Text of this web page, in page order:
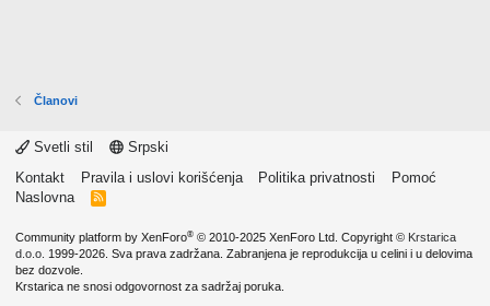
Članovi
Svetli stil
Srpski
Kontakt
Pravila i uslovi korišćenja Politika privatnosti
Pomoć
Naslovna
R
Community platform by XenForo® © 2010-2025 XenForo Ltd. Copyright © Krstarica
d.o.o. 1999-2026. Sva prava zadržana. Zabranjena je reprodukcija u celini i u delovima
bez dozvole.
Krstarica ne snosi odgovornost za sadržaj poruka.